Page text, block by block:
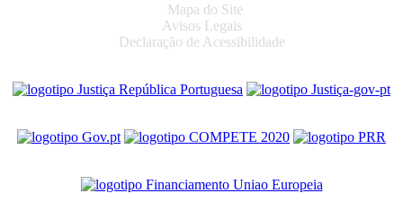
Mapa do Site
Avisos Legais
Declaração de Acessibilidade